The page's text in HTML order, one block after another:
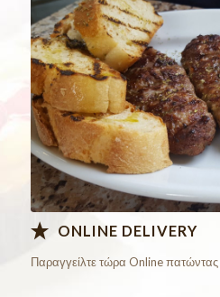
Online
ONLINE DELIVERY
Παραγγείλτε τώρα Online